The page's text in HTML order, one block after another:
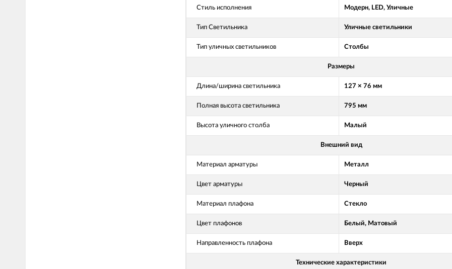
Стиль исполнения Модерн, LED, Уличные
Тип Светильника Уличные светильники
Тип уличных светильников Столбы
Размеры
Длина/ширина светильника 127 × 76 мм
Полная высота светильника 795 мм
Высота уличного столба Малый
Внешний вид
Материал арматуры Металл
Цвет арматуры Черный
Материал плафона Стекло
Цвет плафонов Белый, Матовый
Направленность плафона Вверх
Технические характеристики